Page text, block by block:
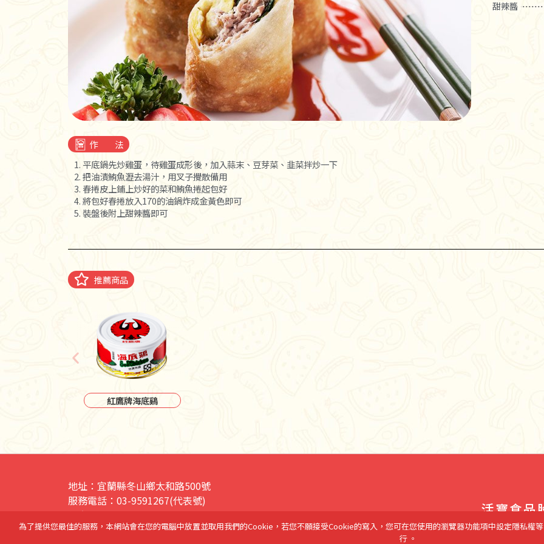
甜辣醬
作 法
1. 平底鍋先炒雞蛋，待雞蛋成形後，加入蒜末、豆芽菜、韭菜拌炒一下
2. 把油漬鮪魚瀝去湯汁，用叉子攪散備用
3. 春捲皮上鋪上炒好的菜和鮪魚捲起包好
4. 將包好春捲放入170的油鍋炸成金黃色即可
5. 裝盤後附上甜辣醬即可
推薦商品
紅鷹牌海底鷄
地址：宜蘭縣冬山鄉太和路500號
服務電話：03-9591267(代表號)
傳真：03-9594268
電子信箱：sea_chicken@seed.net.tw
活寶食品
Copyright© 紅鷹
為了提供您最佳的服務，本網站會在您的電腦中放置並取用我們的Cookie，若您不願接受Cookie的寫入，您可在您使用的瀏覽器功能項中設定隱私權
行 。